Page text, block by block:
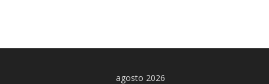
agosto 2026